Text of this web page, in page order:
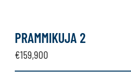
PRAMMIKUJA 2
€159,900